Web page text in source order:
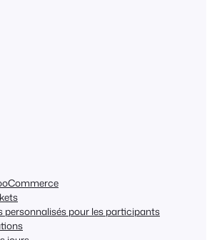
personnalisés pour les participants